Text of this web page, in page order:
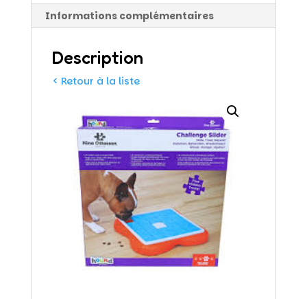
Informations complémentaires
Description
< Retour à la liste